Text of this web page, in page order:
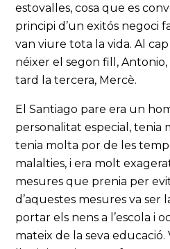
estovalles, cosa que es
principi d’un exitós negoci
van viure tota la vida. Al
néixer el segon fill, Antonio,
tard la tercera, Mercè.
El Santiago pare era un
personalitat especial, tenia
tenia molta por de les
malalties, i era molt
mesures que prenia per
d’aquestes mesures va ser
portar els nens a l’escola i
mateix de la seva educació.